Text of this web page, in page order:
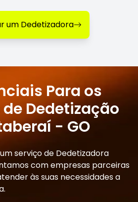
um Dedetizadora
Para os
Dedetização
- GO
serviço de Dedetizadora
com empresas parceiras
às suas necessidades a